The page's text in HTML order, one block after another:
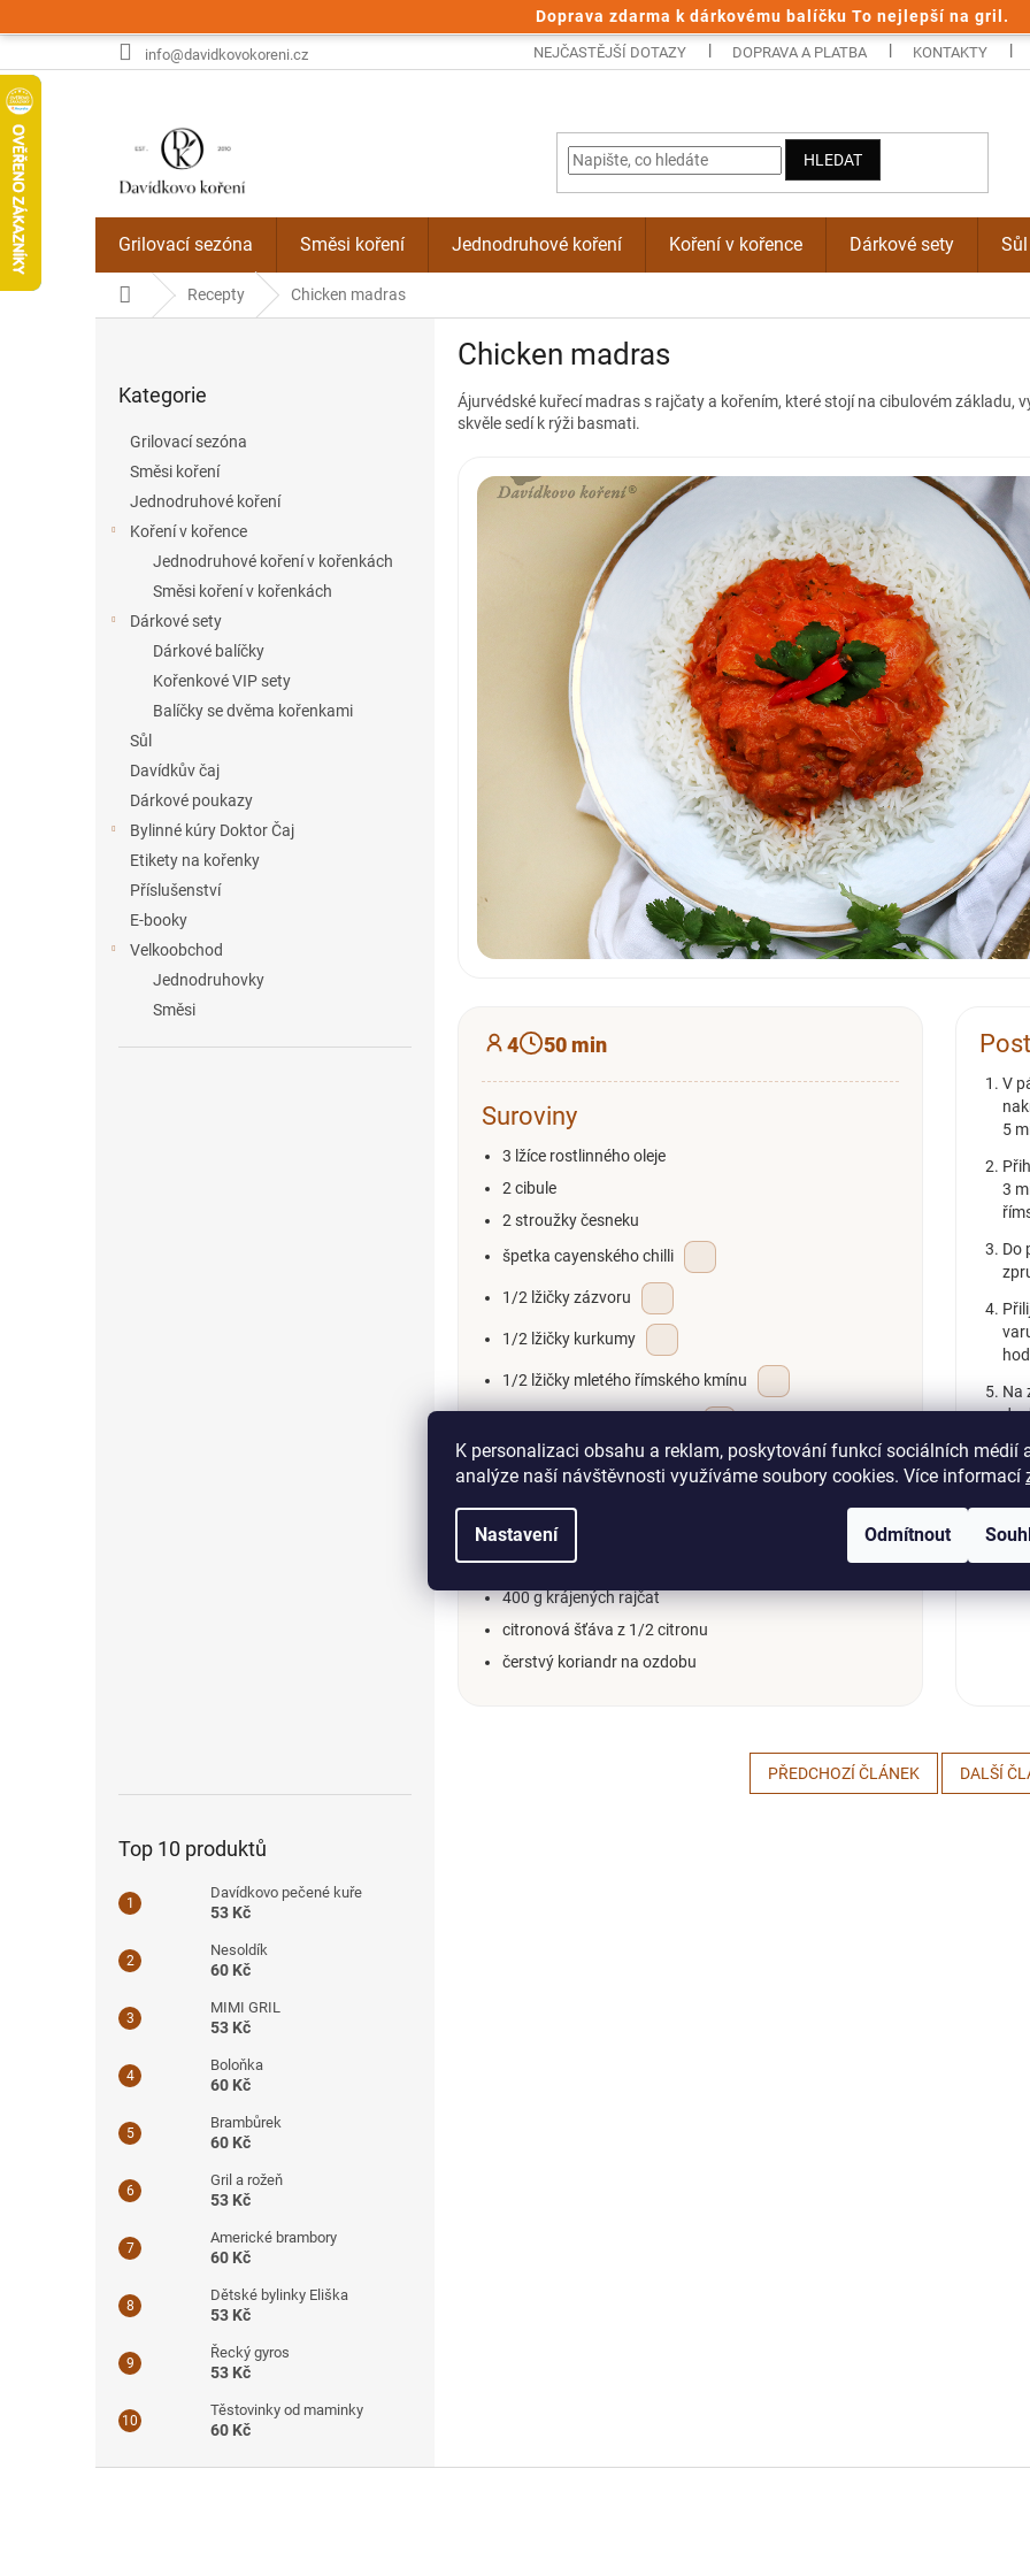
Doprava zdarma k dárkovému balíčku To nejlepší na gril.
K personalizaci obsahu a reklam, poskytování funkcí sociálních médií
analýze naší návštěvnosti využíváme soubory cookies. Více informací
Nastavení Odmítnout
na
info@davidkovokoreni.cz NEJČASTĚJŠÍ DOTAZY DOPRAVA A PLATBA KONTAKTY
HLEDAT
Grilovací sezóna Směsi koření Jednodruhové koření Koření v kořence Dárkové sety Sůl
Domů Recepty Chicken madras
kategorie
Kategorie
Grilovací sezóna
Směsi koření
Jednodruhové koření
Koření v kořence
Jednodruhové koření v kořenkách
Směsi koření v kořenkách
Dárkové sety
Dárkové balíčky
Kořenkové VIP sety
Balíčky se dvěma kořenkami
Sůl
Davídkův čaj
Dárkové poukazy
Bylinné kúry Doktor Čaj
Etikety na kořenky
Příslušenství
E-booky
Velkoobchod
Jednodruhovky
Směsi
Top 10 produktů
Davídkovo pečené kuře
53 Kč
Nesoldík
60 Kč
MIMI GRIL
53 Kč
Boloňka
60 Kč
Brambůrek
60 Kč
Gril a rožeň
53 Kč
Americké brambory
60 Kč
Dětské bylinky Eliška
53 Kč
Řecký gyros
53 Kč
Těstovinky od maminky
60 Kč
Chicken madras
Ájurvédské kuřecí madras s rajčaty a kořením, které stojí na cibulovém základu,
skvěle sedí k rýži basmati.
4 50 min
Suroviny
3 lžíce rostlinného oleje
2 cibule
2 stroužky česneku
špetka cayenského chilli
1/2 lžičky zázvoru
1/2 lžičky kurkumy
1/2 lžičky mletého římského kmínu
1/2 lžičky koření Indie
sůl
300 ml zeleninového vývaru
400 g krájených rajčat
citronová šťáva z 1/2 citronu
čerstvý koriandr na ozdobu
V
5
3
Do
Na
PŘEDCHOZÍ ČLÁNEK DALŠÍ